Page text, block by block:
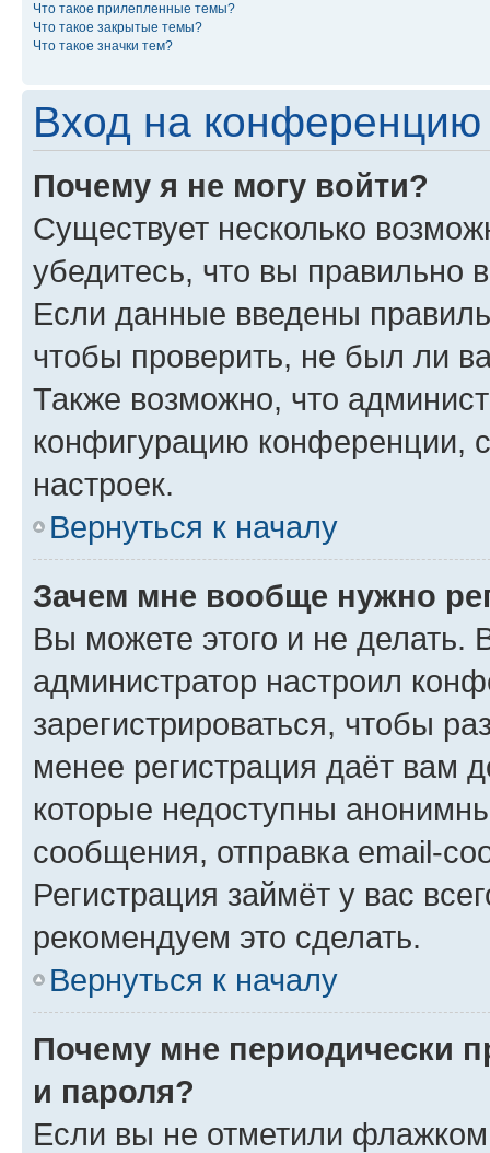
Что такое прилепленные темы?
Что такое закрытые темы?
Что такое значки тем?
Вход на конференцию
Почему я не могу войти?
Существует несколько
убедитесь, что вы правильно
Если данные введены
чтобы проверить, не был ли
Также возможно, что
конфигурацию конференции,
настроек.
Вернуться к началу
Зачем мне вообще нужно
Вы можете этого и не делать.
администратор настроил
зарегистрироваться, чтобы
менее регистрация даёт вам
которые недоступны
сообщения, отправка email-
Регистрация займёт у вас
рекомендуем это сделать.
Вернуться к началу
Почему мне периодически
и пароля?
Если вы не отметили